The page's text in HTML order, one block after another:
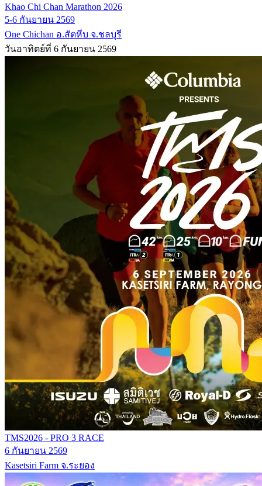
Khao Chi Chan Marathon 2026
5-6 กันยายน 2569
One Chichan อ.สัตหีบ จ.ชลบุรี
วันอาทิตย์ที่ 6 กันยายน 2569
TMS2026 - PRO 3 RACE
6 กันยายน 2569
Kasetsiri Farm จ.ระยอง